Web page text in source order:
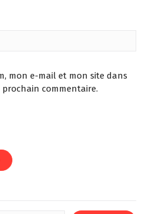
mon e-mail et mon site dans
commentaire.